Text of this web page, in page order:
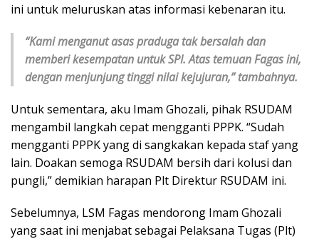
ini untuk meluruskan atas informasi kebenaran itu.
“Kami menganut asas praduga tak bersalah dan
memberi kesempatan untuk SPI. Atas temuan Fagas ini,
dengan menjunjung tinggi nilai kejujuran,” tambahnya.
Untuk sementara, aku Imam Ghozali, pihak RSUDAM
mengambil langkah cepat mengganti PPPK. “Sudah
mengganti PPPK yang di sangkakan kepada staf yang
lain. Doakan semoga RSUDAM bersih dari kolusi dan
pungli,” demikian harapan Plt Direktur RSUDAM ini.
Sebelumnya, LSM Fagas mendorong Imam Ghozali
yang saat ini menjabat sebagai Pelaksana Tugas (Plt)